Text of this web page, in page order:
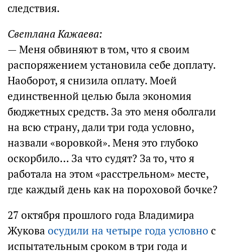
следствия.
Светлана Кажаева:
— Меня обвиняют в том, что я своим
распоряжением установила себе доплату.
Наоборот, я снизила оплату. Моей
единственной целью была экономия
бюджетных средств. За это меня оболгали
на всю страну, дали три года условно,
назвали «воровкой». Меня это глубоко
оскорбило… За что судят? За то, что я
работала на этом «расстрельном» месте,
где каждый день как на пороховой бочке?
27 октября прошлого года Владимира
Жукова осудили на четыре года условно с
испытательным сроком в три года и